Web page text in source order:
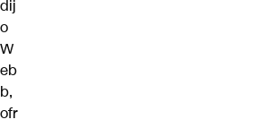
dij
o
W
eb
b,
ofr